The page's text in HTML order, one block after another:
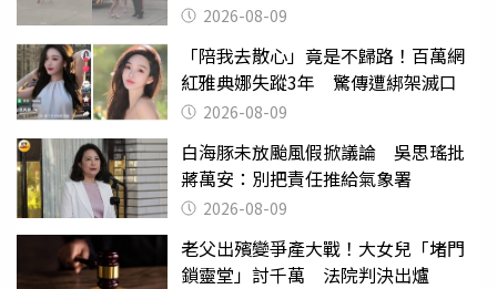
2026-08-09
「陪我去散心」竟是不歸路！百萬網
紅雅典娜失蹤3年 驚傳遭綁架滅口
2026-08-09
白海豚未放颱風假掀議論 吳思瑤批
蔣萬安：別把責任推給氣象署
2026-08-09
老父出殯變爭產大戰！大女兒「堵門
鎖靈堂」討千萬 法院判決出爐